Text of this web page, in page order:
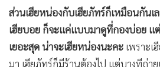
ส่วนเฮียหน่องกับเฮียภัทร์ก็เหมือนกันเ
เฮียบอย ก็จะแค่แบบมาดูที่กองบ่อย
เยอะสุด น่าจะเฮียหน่องนะคะ เพราะ
มา เฮียภัทร์ก็มีร้านต้องไป แต่บางทีถ่า